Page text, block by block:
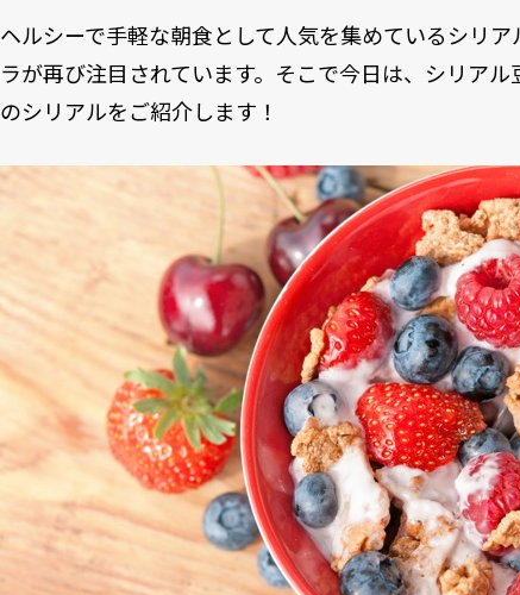
ヘルシーで手軽な朝食として人気を集めているシリ
ラが再び注目されています。そこで今日は、シリア
のシリアルをご紹介します！